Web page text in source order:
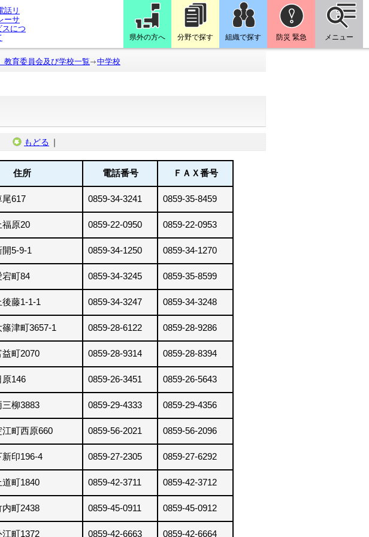
県外の方へ 分野で探す 組織で探す 防災 緊急 メニュー
教育委員会及び学校一覧 中学校
もどる ｜
住所 電話番号 ＦＡＸ番号
尾617 0859-34-3241 0859-35-8459
福原20 0859-22-0950 0859-22-0953
5-9-1 0859-34-1250 0859-34-1270
宕町84 0859-34-3245 0859-35-8599
藤1-1-1 0859-34-3247 0859-34-3248
津町3657-1 0859-28-6122 0859-28-9286
町2070 0859-28-9314 0859-28-8394
原146 0859-26-3451 0859-26-5643
柳3883 0859-29-4333 0859-29-4356
町西原660 0859-56-2021 0859-56-2096
印196-4 0859-27-2305 0859-27-6292
町1840 0859-42-3711 0859-42-3712
町2438 0859-45-0911 0859-45-0912
町1372 0859-42-6663 0859-42-6664